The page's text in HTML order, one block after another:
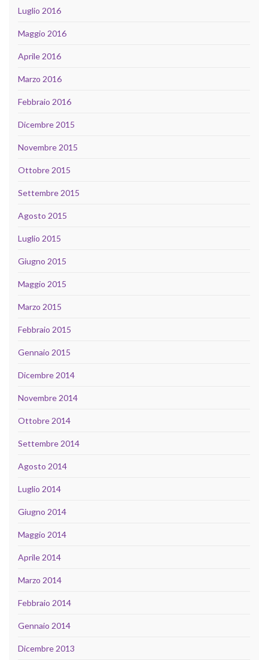
Luglio 2016
Maggio 2016
Aprile 2016
Marzo 2016
Febbraio 2016
Dicembre 2015
Novembre 2015
Ottobre 2015
Settembre 2015
Agosto 2015
Luglio 2015
Giugno 2015
Maggio 2015
Marzo 2015
Febbraio 2015
Gennaio 2015
Dicembre 2014
Novembre 2014
Ottobre 2014
Settembre 2014
Agosto 2014
Luglio 2014
Giugno 2014
Maggio 2014
Aprile 2014
Marzo 2014
Febbraio 2014
Gennaio 2014
Dicembre 2013